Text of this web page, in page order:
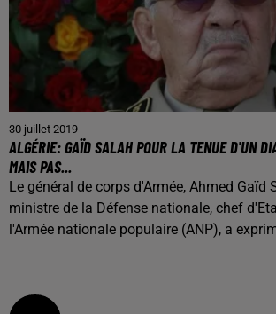
30 juillet 2019
ALGÉRIE: GAÏD SALAH POUR LA TENUE D'UN
MAIS PAS...
Le général de corps d'Armée, Ahmed Gaïd
ministre de la Défense nationale, chef
l'Armée nationale populaire (ANP), a